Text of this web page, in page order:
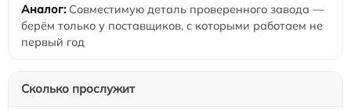
Совместимую деталь проверенного завода —
берём только у поставщиков, с которыми работаем не
первый год
Сколько прослужит